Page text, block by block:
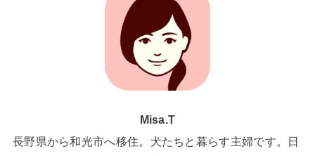
Misa.T
長野県から和光市へ移住。犬たちと暮らす主婦です。日